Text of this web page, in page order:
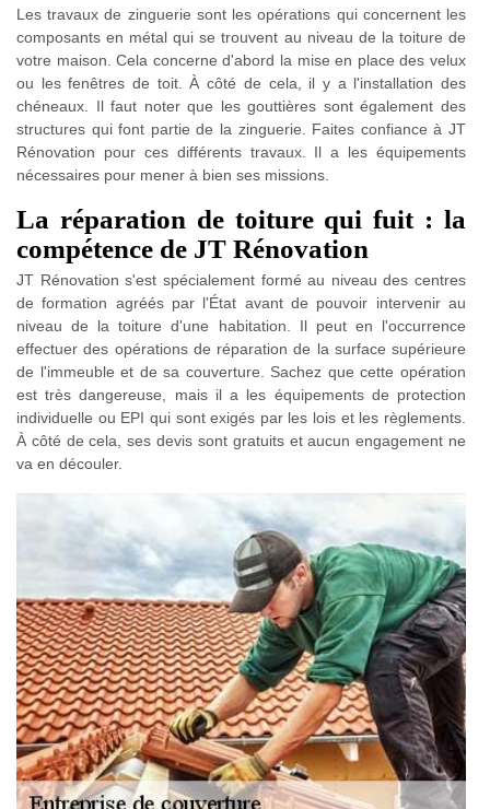
Les travaux de zinguerie sont les opérations qui concernent les
composants en métal qui se trouvent au niveau de la toiture de
votre maison. Cela concerne d'abord la mise en place des velux
ou les fenêtres de toit. À côté de cela, il y a l'installation des
chéneaux. Il faut noter que les gouttières sont également des
structures qui font partie de la zinguerie. Faites confiance à JT
Rénovation pour ces différents travaux. Il a les équipements
nécessaires pour mener à bien ses missions.
La réparation de toiture qui fuit : la
compétence de JT Rénovation
JT Rénovation s'est spécialement formé au niveau des centres
de formation agréés par l'État avant de pouvoir intervenir au
niveau de la toiture d'une habitation. Il peut en l'occurrence
effectuer des opérations de réparation de la surface supérieure
de l'immeuble et de sa couverture. Sachez que cette opération
est très dangereuse, mais il a les équipements de protection
individuelle ou EPI qui sont exigés par les lois et les règlements.
À côté de cela, ses devis sont gratuits et aucun engagement ne
va en découler.